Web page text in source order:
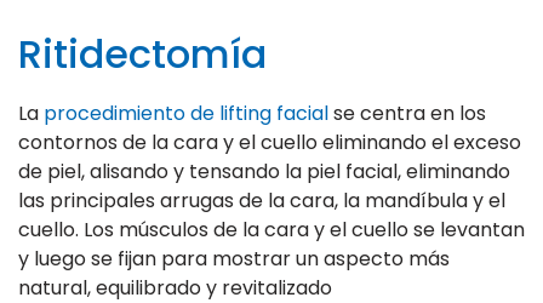
Ritidectomía
La procedimiento de lifting facialse centra en los
contornos de la cara y el cuello eliminando el exceso
de piel, alisando y tensando la piel facial, eliminando
las principales arrugas de la cara, la mandíbula y el
cuello. Los músculos de la cara y el cuello se levantan
y luego se fijan para mostrar un aspecto más
natural, equilibrado y revitalizado